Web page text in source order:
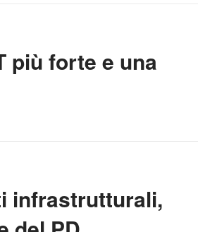
più forte e una
infrastrutturali,